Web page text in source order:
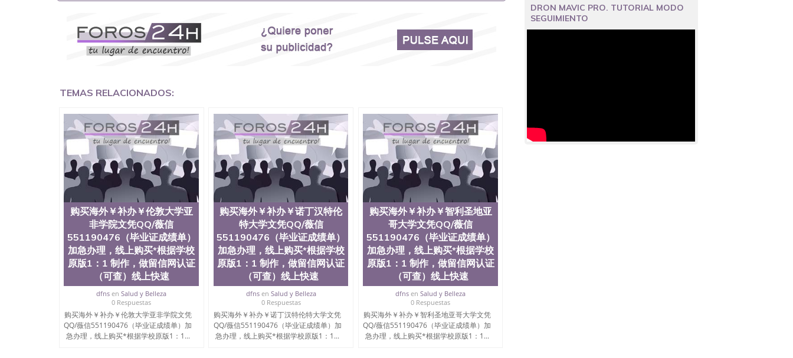
551190476 如何拿到国外毕业证QQ微信551190476办假大学毕业证QQ微信551190476国外毕业证去哪认证
QQ微信551190476找毕业证封皮QQ微信551190476国外毕业证外壳定制QQ微信551190476快速代办国外毕
业证QQ微信551190476快速拿到国外文凭QQ微信551190476国外留学文凭认证QQ微信551190476国外文凭
551190476买国外文凭质量QQ微信551190476国外本科毕业证怎么办理QQ微信551190476国外大学文凭真
外毕业证价格QQ微信551190476国外编号查询QQ微信551190476办理国外文凭要交定金吗QQ微信
551190476办国外可查文凭QQ微信551190476网上购买真文凭可信吗QQ微信551190476学士学位证书查询
机构QQ微信551190476 国外资格证书办理QQ微信551190476如何办理学历认证QQ微信551190476海外文凭
认证办理QQ微信551190476 圣何塞州立大学（San Jose State University, 又译为“圣荷西州立大学”）成立于
1857年，简称SJSU，是加州历史悠久的大学之一，也是美西地区的公立大学之一。位于圣何塞市San Jose
中心，占地154公顷。它是一所位于加利福尼亚州的著名综合性公立大学，它以极高的就业率，全美名列前
茅的毕业薪资，浓厚的多元化学术氛围，杰出的本科教育质量，被《福克斯》杂志评选为全美50强公立综
合性大学，每年有来自世界各地的成百上千的海外学生前往求学。 至今，这是一所在世界上享有学术地
位、声誉、实习机会和影响力的高等教育机构，并获誉为美国本科教育质量的核心代表。其计算机系与会
计系更是在当今美国大学教学排名中表现优异。其毕业生大多可以在其所处地域的世界硅谷中心得到工作
机会。许多硅谷公司甚至在学生大三和大四的学期提供许多相应科系的实习机会。无论是加州大学系统
(UC)，还是加州州立大学系统(CSU), 圣何塞州立大学都占据着加州所有大学中的地理位置。 圣何塞州立大
学座落于硅谷(Silicon Valley), 于附近的旧金山-圣何塞地区为全美的重要科技中心。约有学生三万人，超过
134种学士学科和65个硕士学科，并有来自世界60余国的学生来此就读。其有名的科系如计算机科学，电
子工程学，工商管理学，艺术设计，和航空学等，深受性肯定及好评；而各种大学部和研究所的商学课程
也吸引了众多不同国家的专业人士前来研究与学习。 二、办理流程： 1、收集客户办理信息； 2、客户付
定金下单； 3、公司确认到账转制作点做电子图； 4、电子图做好发给客户确认； 5、电子图确认好转成品
部做成品； 6、成品做好拍照或者视频确认再付余款； 7、快递给客户（国内顺丰，国外DHL）。 三、真实
网上可查的证明材料 1、教育部学历学位认证，留服真实存档可查，存档。 2、留学回国人员证明（使馆认
证），使馆网站真实存档可查。 3、留信网真实可查认证办理，存档可查，终身受用。 四、办理流程农业
科学院、艺术与建筑学院、商学院、交流学院、地球及物质科学院、教育学院、工程学院、健康与人类发
TEMAS RELACIONADOS:
购买海外￥补办￥伦敦大学亚
非学院文凭QQ/薇信
551190476（毕业证成绩单）
加急办理，线上购买*根据学校
原版1：1 制作，做留信网认证
（可查）线上快速
dfns enSalud y Belleza
0 Respuestas
购买海外￥补办￥伦敦大学亚非学院文凭
QQ/薇信551190476（毕业证成绩单）加
急办理，线上购买*根据学校原版1：1...
购买海外￥补办￥诺丁汉特伦
特大学文凭QQ/薇信
551190476（毕业证成绩单）
加急办理，线上购买*根据学校
原版1：1 制作，做留信网认证
（可查）线上快速
dfnsen Salud y Belleza
0 Respuestas
购买海外￥补办￥诺丁汉特伦特大学文凭
QQ/薇信551190476（毕业证成绩单）加
急办理，线上购买*根据学校原版1：1...
购买海外￥补办￥智利圣地亚
哥大学文凭QQ/薇信
551190476（毕业证成绩单）
加急办理，线上购买*根据学校
原版1：1 制作，做留信网认证
（可查）线上快速
dfns enSalud y Belleza
0 Respuestas
购买海外￥补办￥智利圣地亚哥大学文凭
QQ/薇信551190476（毕业证成绩单）加
急办理，线上购买*根据学校原版1：1...
DRON MAVIC PRO. TUTORIAL MODO
SEGUIMIENTO